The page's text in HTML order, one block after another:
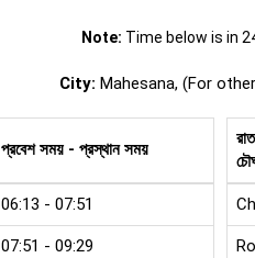
Note: Time below is in
City: Mahesana, (For
প্রবেশ সময় - প্রস্থান সময়
06:13 - 07:51
07:51 - 09:29
রাত